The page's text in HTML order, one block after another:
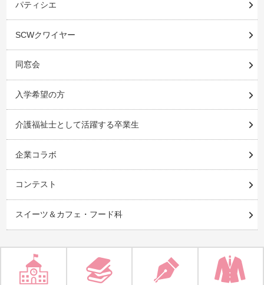
パティシエ
SCWクワイヤー
同窓会
入学希望の方
介護福祉士として活躍する卒業生
企業コラボ
コンテスト
スイーツ＆カフェ・フード科